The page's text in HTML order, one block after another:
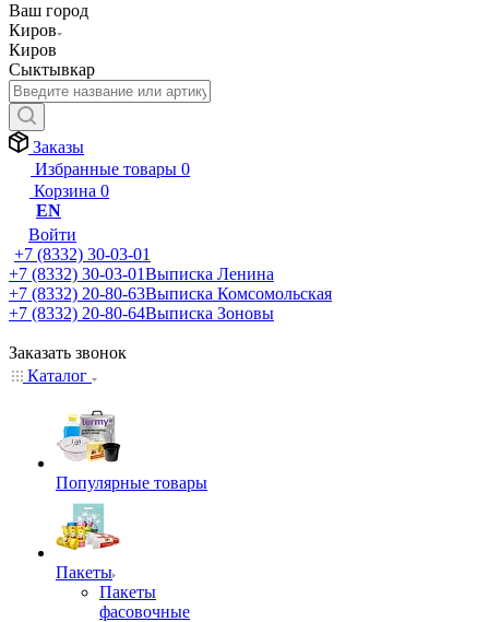
Ваш город
Киров
Киров
Сыктывкар
Заказы
Избранные товары 0
Корзина 0
EN
Войти
+7 (8332) 30-03-01
+7 (8332) 30-03-01Выписка Ленина
+7 (8332) 20-80-63Выписка Комсомольская
+7 (8332) 20-80-64Выписка Зоновы
Заказать звонок
Каталог
Популярные товары
Пакеты
Пакеты
фасовочные